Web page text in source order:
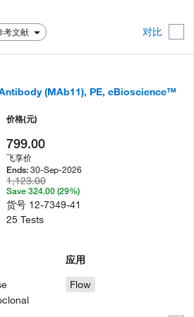
考文献 对比
(MAb11), PE, eBioscience™
应用
Flow
价格(元)
799.00
飞享价
Ends:30-Sep-2026
1,123.00
Save 324.00 (29%)
货号 12-7349-41
25 Tests